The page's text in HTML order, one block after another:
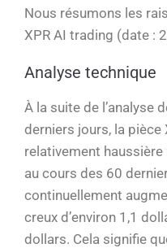
Nous résumons les
XPR AI trading (date :
Analyse technique
À la suite de l’analyse
derniers jours, la pièce
relativement
au cours des 60
continuellement
creux d’environ 1,1
dollars. Cela signifie